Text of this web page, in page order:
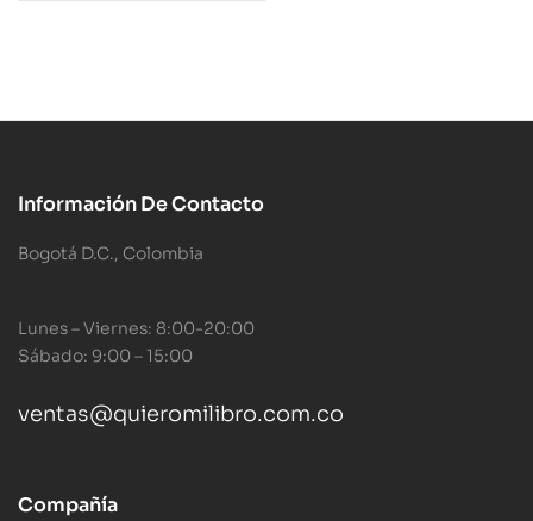
Información De Contacto
Bogotá D.C., Colombia
Lunes – Viernes: 8:00-20:00
Sábado: 9:00 – 15:00
ventas@quieromilibro.com.co
Compañía